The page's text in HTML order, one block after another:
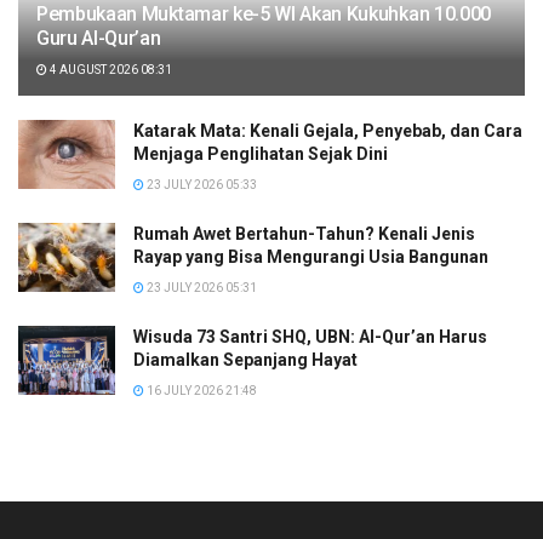
Pembukaan Muktamar ke-5 WI Akan Kukuhkan 10.000
Guru Al-Qur’an
4 AUGUST 2026 08:31
Katarak Mata: Kenali Gejala, Penyebab, dan Cara
Menjaga Penglihatan Sejak Dini
23 JULY 2026 05:33
Rumah Awet Bertahun-Tahun? Kenali Jenis
Rayap yang Bisa Mengurangi Usia Bangunan
23 JULY 2026 05:31
Wisuda 73 Santri SHQ, UBN: Al-Qur’an Harus
Diamalkan Sepanjang Hayat
16 JULY 2026 21:48